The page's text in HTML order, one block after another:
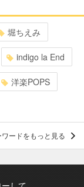
堀ちえみ
indigo la End
洋楽POPS
ワードをもっと見る